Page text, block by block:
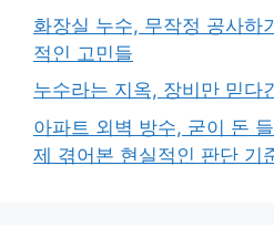
화장실 누수, 무작정 공사하
적인 고민들
누수라는 지옥, 장비만 믿다
아파트 외벽 방수, 굳이 돈
제 겪어본 현실적인 판단 기